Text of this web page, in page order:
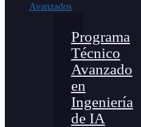
Avanzados
Programa
Técnico
Avanzado
en
Ingeniería
de IA